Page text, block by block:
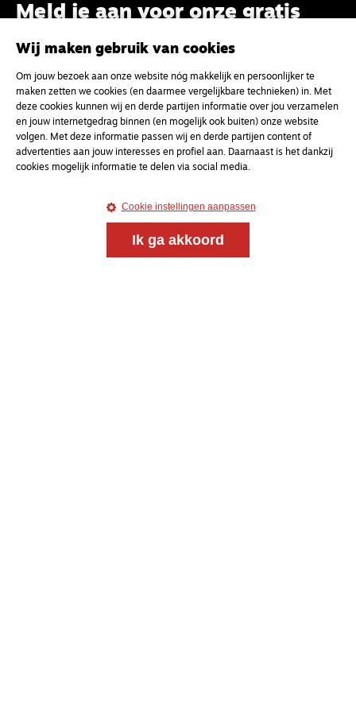
Meld je aan voor onze gratis
nieuwsbrief
uw e-mailadres
Wij maken gebruik van cookies
Om jouw bezoek aan onze website nóg makkelijk en persoonlijker te
maken zetten we cookies (en daarmee vergelijkbare technieken) in. Met
deze cookies kunnen wij en derde partijen informatie over jou verzamelen
en jouw internetgedrag binnen (en mogelijk ook buiten) onze website
volgen. Met deze informatie passen wij en derde partijen content of
advertenties aan jouw interesses en profiel aan. Daarnaast is het dankzij
cookies mogelijk informatie te delen via social media.
Cookie instellingen aanpassen
Ik ga akkoord